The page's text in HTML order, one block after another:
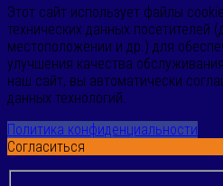
Этот сайт использует файлы
технических данных посетителей
местоположении и др.) для
улучшения качества
наш сайт, вы автоматически
данных технологий.
Политика конфиденциальности
Согласиться